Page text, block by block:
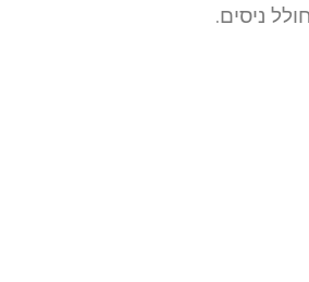
ניסים.